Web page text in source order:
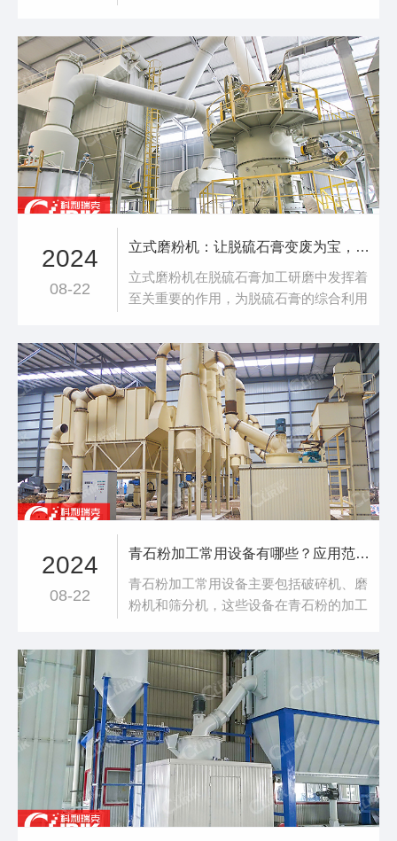
表面化学基团，特异性吸附能力较强的炭
材料的统称。磨活性炭一般是在80-400目
区间，常见的细度一般是200目，325
目。时产2-3吨，这样的设备我们可以选
择经济实惠的雷蒙磨粉机，CLRM系列磨
2024
08-22
立式磨粉机：让脱硫石膏变废为宝，**研磨助力环保生产
立式磨粉机在脱硫石膏加工研磨中发挥着
至关重要的作用，为脱硫石膏的综合利用
机助力脱硫石膏加工研磨的详细阐述：
一、脱硫石膏的综合利用价值脱硫石膏作
为一种工业副产石膏，是一种可以再次利
用的非金属矿石资源。随着科技水平和生
产规模的扩大，脱硫石膏的排放量和堆积
量不断增加，加
2024
08-22
青石粉加工常用设备有哪些？应用范围是什么？
青石粉加工常用设备主要包括破碎机、磨
粉机和筛分机，这些设备在青石粉的加工
常用设备破碎机：作用：主要用于将大块
青石破碎成小块，以便进行后续的磨粉处
理。类型：常见的青石破碎机有颚式破碎
机、圆锥破碎机和反击式破碎机等。这些
设备各有特点，如颚式破碎机结构简单、
维修方便，圆